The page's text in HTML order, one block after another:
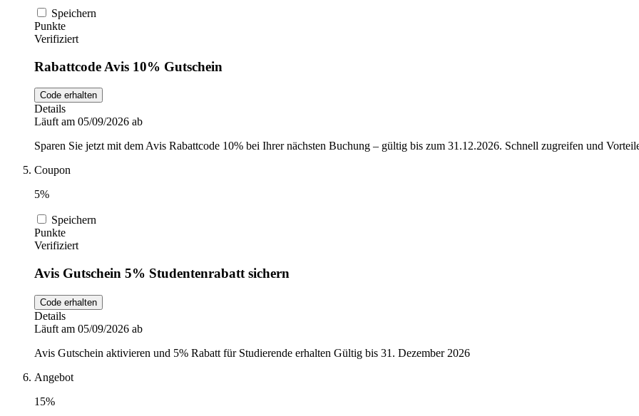
Speichern
Punkte
Verifiziert
Rabattcode Avis 10% Gutschein
Code erhalten
Details
Läuft am 05/09/2026 ab
Sparen Sie jetzt mit dem Avis Rabattcode 10% bei Ihrer nächsten Buchung – gültig bis zum 31.12.2026. Schnell zugreifen und
Coupon
5%
Speichern
Punkte
Verifiziert
Avis Gutschein 5% Studentenrabatt sichern
Code erhalten
Details
Läuft am 05/09/2026 ab
Avis Gutschein aktivieren und 5% Rabatt für Studierende erhalten Gültig bis 31. Dezember 2026
Angebot
15%